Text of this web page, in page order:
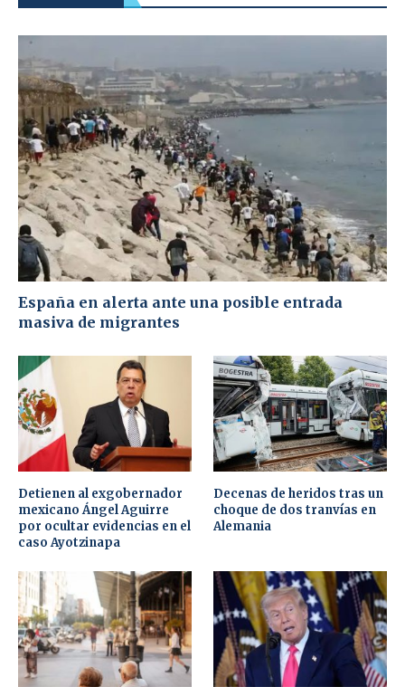
España en alerta ante una posible entrada
masiva de migrantes
Detienen al exgobernador
mexicano Ángel Aguirre
por ocultar evidencias en el
caso Ayotzinapa
Decenas de heridos tras un
choque de dos tranvías en
Alemania